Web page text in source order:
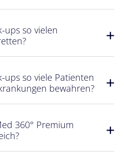
ups so vielen
ups so viele Patienten
bewahren?
360° Premium